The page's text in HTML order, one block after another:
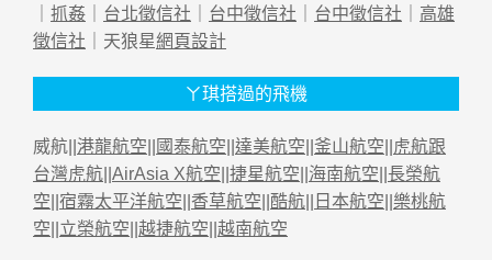
抓姦 台北徵信社 台中徵信社 台中徵信社
高雄
徵信社 ｜天狼星網頁設計
ㄚ琪搭過的飛機
威航|| 港龍航空 國泰航空 達美航空 釜山航空
虎航跟
台灣虎航 AirAsia X航空 捷星航空 海南航空 長榮航
空 宿霧太平洋航空 香草航空 酷航 日本航空 樂桃航
空 立榮航空 越捷航空 越南航空